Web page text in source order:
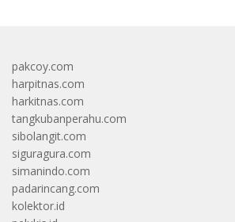
pakcoy.com
harpitnas.com
harkitnas.com
tangkubanperahu.com
sibolangit.com
siguragura.com
simanindo.com
padarincang.com
kolektor.id